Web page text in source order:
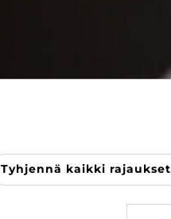
Tyhjennä kaikki rajaukset